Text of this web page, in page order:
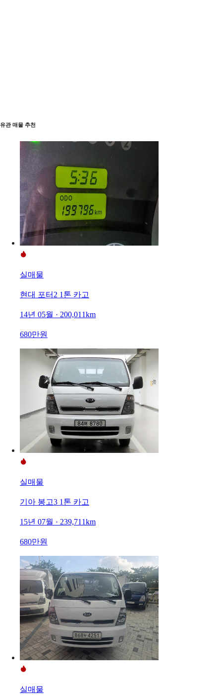
유관 매물 추천
실매물
현대 포터2 1톤 카고
14년 05월 · 200,011km
680만원
실매물
기아 봉고3 1톤 카고
15년 07월 · 239,711km
680만원
실매물